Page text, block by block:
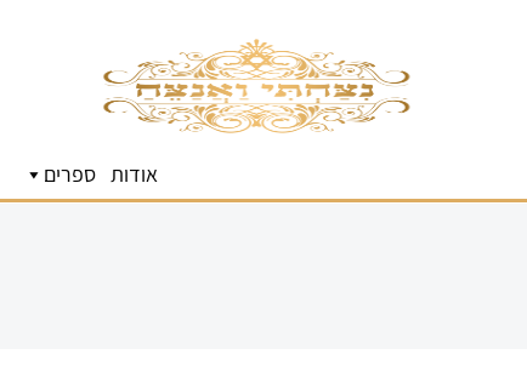
אודות ספרים